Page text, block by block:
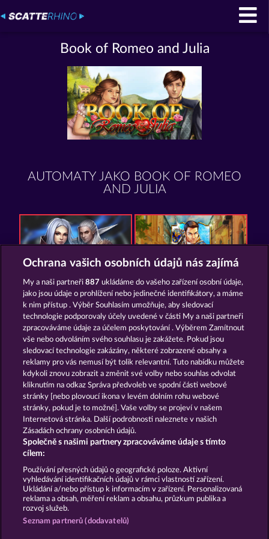
Book of Romeo and Julia
AUTOMATY JAKO BOOK OF ROMEO
AND JULIA
The Warlocks Book Books and Bulls
Magic Book Book Of The Ages
Podmínky Prohlášení o ochraně údajů
Kontakt Společnost Časté dotazy
Podat Žádost o Odstoupení
Ochrana vašich osobních údajů nás zajímá
My a naši partneři887 ukládáme do vašeho zařízení osobní údaje,
jako jsou údaje o prohlížení nebo jedinečné identifikátory, a máme
k nim přístup . Výběr Souhlasím umožňuje, aby sledovací
technologie podporovaly účely uvedené v části My a naši partneři
zpracováváme údaje za účelem poskytování . Výběrem Zamítnout
vše nebo odvoláním svého souhlasu je zakážete. Pokud jsou
sledovací technologie zakázány, některé zobrazené obsahy a
reklamy pro vás nemusí být tolik relevantní. Tuto nabídku můžete
kdykoli znovu zobrazit a změnit své volby nebo souhlas odvolat
kliknutím na odkaz Správa předvoleb ve spodní části webové
stránky [nebo plovoucí ikona v levém dolním rohu webové
stránky, pokud je to možné]. Vaše volby se projeví v našem
Internetová stránka. Další podrobnosti naleznete v našich
Zásadách ochrany osobních údajů.
Společně s našimi partnery zpracováváme údaje s tímto
cílem:
Používání přesných údajů o geografické poloze. Aktivní
vyhledávání identifikačních údajů v rámci vlastností zařízení.
Ukládání a/nebo přístup k informacím v zařízení. Personalizovaná
reklama a obsah, měření reklam a obsahu, průzkum publika a
rozvoj služeb.
Seznam partnerů (dodavatelů)